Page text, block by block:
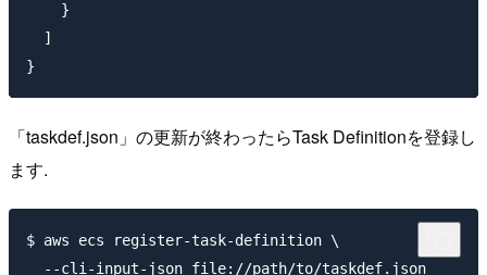
    }
  ]
「taskdef.json」の更新が終わったらTask Definitionを登録し
ます.
$ aws ecs register-task-definition \